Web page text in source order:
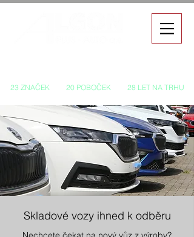
23 ZNAČEK 20 POBOČEK 28 LET NA TRHU
Skladové vozy ihned k odběru